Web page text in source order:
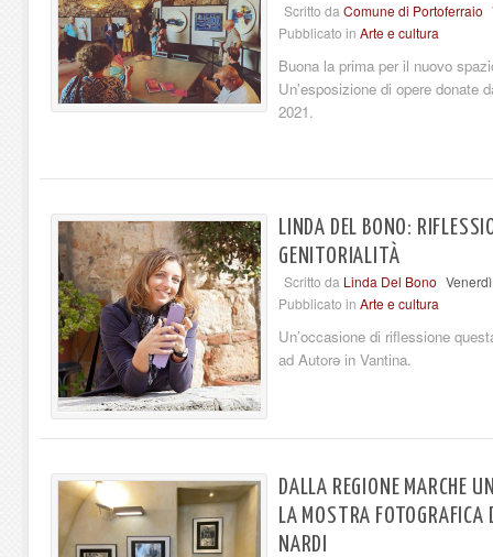
Scritto da Comune di Portoferraio
Pubblicato in Arte e cultura
Buona la prima per il nuovo
Un'esposizione di opere donate
2021.
LINDA DEL BONO:
GENITORIALITÀ
Scritto da Linda Del Bono
Pubblicato in Arte e cultura
Un’occasione di riflessione
ad Autorə in Vantina.
DALLA REGIONE MARCHE
LA MOSTRA
NARDI